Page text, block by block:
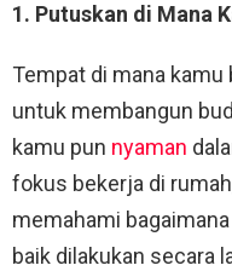
1. Putuskan di Mana
Tempat di mana kamu
untuk membangun
kamu pun nyaman
fokus bekerja di
memahami
baik dilakukan secara